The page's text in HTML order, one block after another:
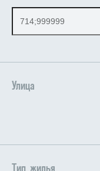
Улица
Тип жилья